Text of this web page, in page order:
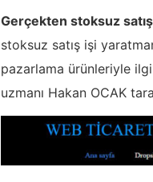
Gerçekten stoksuz
stoksuz satış işi
pazarlama ürünleriyle
uzmanı Hakan OCAK